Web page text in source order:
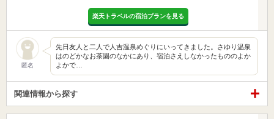
楽天トラベルの宿泊プランを見る
匿名
先日友人と二人で人吉温泉めぐりにいってきました。さゆり温泉
はのどかなお茶園のなかにあり、宿泊さえしなかったもののよか
よかで…
関連情報から探す